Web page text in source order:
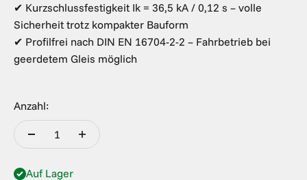
✔ Kurzschlussfestigkeit Ik = 36,5 kA / 0,12 s – volle
Sicherheit trotz kompakter Bauform
✔ Profilfrei nach DIN EN 16704-2-2 – Fahrbetrieb bei
geerdetem Gleis möglich
Anzahl:
Auf Lager